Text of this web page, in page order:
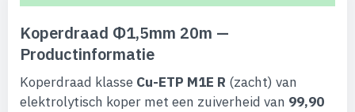
Koperdraad Φ1,5mm 20m —
Productinformatie
Koperdraad klasse Cu-ETP M1E R (zacht) van
elektrolytisch koper met een zuiverheid van 99,90